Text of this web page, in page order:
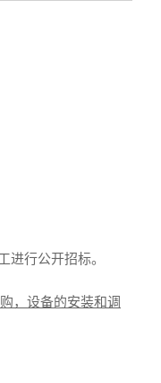
进行公开招标。
，设备的安装和调